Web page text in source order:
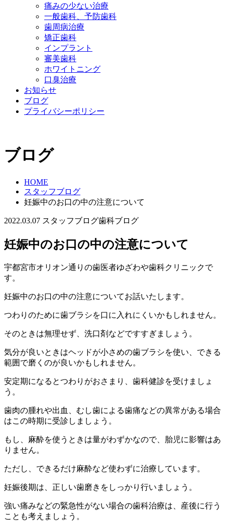
痛みの少ない治療
一般歯科、予防歯科
歯周病治療
矯正歯科
インプラント
審美歯科
ホワイトニング
口臭治療
お知らせ
ブログ
プライバシーポリシー
ブログ
HOME
スタッフブログ
妊娠中のお口の中の注意について
2022.03.07 スタッフブログ歯科ブログ
妊娠中のお口の中の注意について
宇都宮市オリオン通りの歯医者ゆざわや歯科クリニックで
す。
妊娠中のお口の中の注意についてお話いたします。
つわりのために歯ブラシを口に入れにくいかもしれません。
そのときは無理せず、洗口剤などですすぎましょう。
気分が良いときはヘッドが小さめの歯ブラシを使い、できる
範囲で磨くのが良いかもしれません。
安定期になるとつわりがおさまり、歯科健診を受けましょ
う。
歯肉の腫れや出血、むし歯による歯痛などの異常がある場合
はこの時期に受診しましょう。
もし、麻酔を使うときは量がわずかなので、胎児に影響はあ
りません。
ただし、できるだけ麻酔など使わずに治療しています。
妊娠後期は、正しい歯磨きをしっかり行いましょう。
強い痛みなどの緊急性がない場合の歯科治療は、産後に行う
ことも考えましょう。